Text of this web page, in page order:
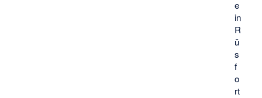
e
in
R
ü
s
f
o
rt